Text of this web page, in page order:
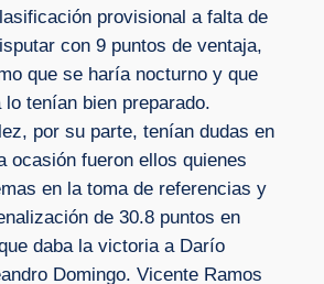
provisional a falta de
con 9 puntos de ventaja,
que se haría nocturno y que
tenían bien preparado.
por su parte, tenían dudas en
ocasión fueron ellos quienes
en la toma de referencias y
de 30.8 puntos en
daba la victoria a Darío
Domingo. Vicente Ramos